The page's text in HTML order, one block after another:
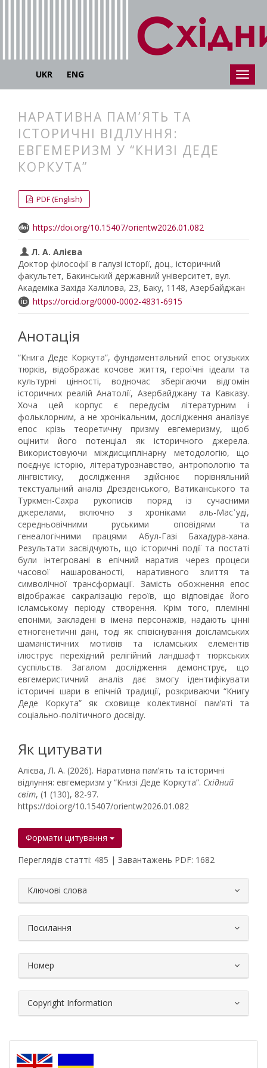
UKR ENG
НАРАТИВНА ПАМ’ЯТЬ ТА
ІСТОРИЧНІ ВІДЛУННЯ:
ЕВГЕМЕРИЗМ У “КНИЗІ ДЕДЕ
КОРКУТА”
PDF (English)
https://doi.org/10.15407/orientw2026.01.082
Л. А. Алієва
Доктор філософії в галузі історії, доц., історичний
факультет, Бакинський державний університет, вул.
Академіка Західа Халілова, 23, Баку, 1148, Азербайджан
https://orcid.org/0000-0002-4831-6915
Анотація
“Книга Деде Коркута”, фундаментальний епос огузьких
тюрків, відображає кочове життя, героїчні ідеали та
культурні цінності, водночас зберігаючи відгомін
історичних реалій Анатолії, Азербайджану та Кавказу.
Хоча цей корпус є передусім літературним і
фольклорним, а не хронікальним, дослідження аналізує
епос крізь теоретичну призму евгемеризму, щоб
оцінити його потенціал як історичного джерела.
Використовуючи міждисциплінарну методологію, що
поєднує історію, літературознавство, антропологію та
лінгвістику, дослідження здійснює порівняльний
текстуальний аналіз Дрезденського, Ватиканського та
Туркмен-Сахра рукописів поряд із сучасними
джерелами, включно з хроніками аль-Масʿуді,
середньовічними руськими оповідями та
генеалогічними працями Абул-Газі Бахадура-хана.
Результати засвідчують, що історичні події та постаті
були інтегровані в епічний наратив через процеси
часової нашарованості, наративного злиття та
символічної трансформації. Замість обожнення епос
відображає сакралізацію героїв, що відповідає його
ісламському періоду створення. Крім того, племінні
епоніми, закладені в імена персонажів, надають цінні
етногенетичні дані, тоді як співіснування доісламських
шаманістичних мотивів та ісламських елементів
ілюструє перехідний релігійний ландшафт тюркських
суспільств. Загалом дослідження демонструє, що
евгемеристичний аналіз дає змогу ідентифікувати
історичні шари в епічній традиції, розкриваючи “Книгу
Деде Коркута” як сховище колективної пам’яті та
соціально-політичного досвіду.
Як цитувати
Алієва, Л. А. (2026). Наративна пам’ять та історичні
відлуння: евгемеризм у “Книзі Деде Коркута”. Східний
світ, (1 (130), 82-97.
https://doi.org/10.15407/orientw2026.01.082
Формати цитування
Переглядів статті: 485 | Завантажень PDF: 1682
Ключові слова
Посилання
Номер
Copyright Information